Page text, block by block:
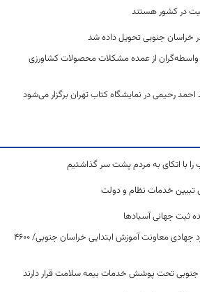
در کشور هستند
واسطه‌گران از عمده مشکلات محصولات کشاورزی
رحیمی در نمایشگاه کتاب تهران برگزار می‌شود
با اتکای به مردم پشت سر گذاشتیم
تبیین خدمات نظام و دولت
ثبت جهانی آسبادها
تقدیر مقام عالی وزارت از عملکرد جهادی معاونت آموزش ابتدایی خراسان جنوبی/ ۴۶۰۰